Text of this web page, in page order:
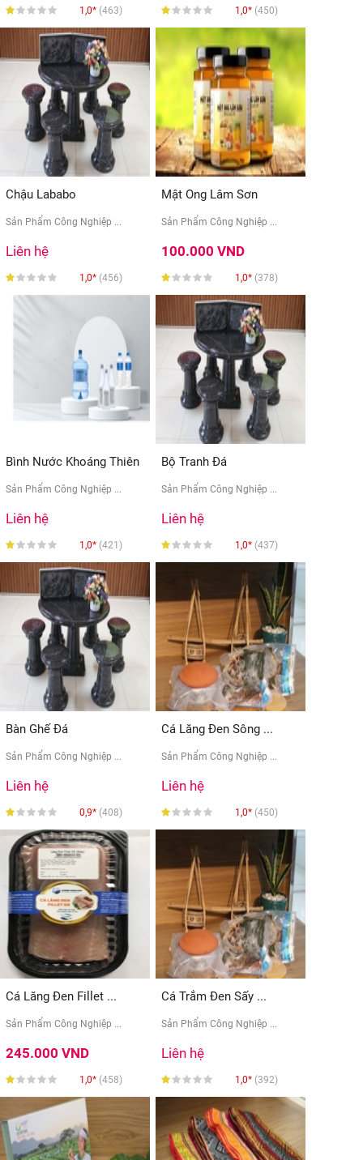
1,0* (463) 1,0* (450)
Chậu Lababo
Sản Phẩm Công Nghiệp ...
Liên hệ
1,0* (456)
Mật Ong Lâm Sơn
Sản Phẩm Công Nghiệp ...
100.000 VND
1,0* (378)
Bình Nước Khoáng Thiên
...
Sản Phẩm Công Nghiệp ...
Liên hệ
1,0* (421)
Bộ Tranh Đá
Sản Phẩm Công Nghiệp ...
Liên hệ
1,0* (437)
Bàn Ghế Đá
Sản Phẩm Công Nghiệp ...
Liên hệ
0,9* (408)
Cá Lăng Đen Sông ...
Sản Phẩm Công Nghiệp ...
Liên hệ
1,0* (450)
Cá Lăng Đen Fillet ...
Sản Phẩm Công Nghiệp ...
245.000 VND
1,0* (458)
Cá Trắm Đen Sấy ...
Sản Phẩm Công Nghiệp ...
Liên hệ
1,0* (392)